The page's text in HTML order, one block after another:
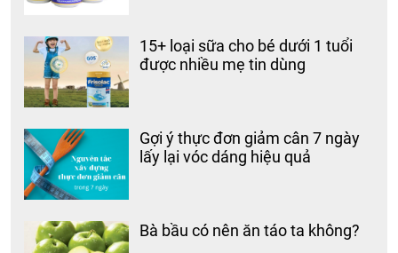
15+ loại sữa cho bé dưới 1 tuổi
được nhiều mẹ tin dùng
Gợi ý thực đơn giảm cân 7 ngày
lấy lại vóc dáng hiệu quả
Bà bầu có nên ăn táo ta không?